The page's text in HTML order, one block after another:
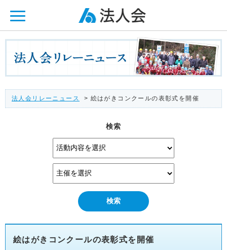
法人会リレーニュース > 絵はがきコンクールの表彰式を開催
検索
絵はがきコンクールの表彰式を開催